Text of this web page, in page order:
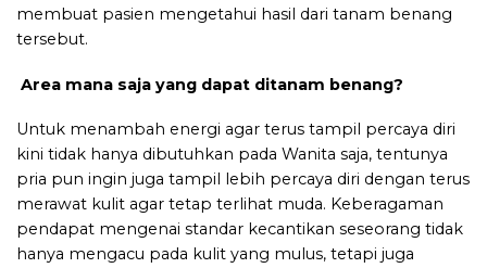
membuat pasien mengetahui hasil dari tanam benang
tersebut.
Area mana saja yang dapat ditanam benang?
Untuk menambah energi agar terus tampil percaya diri
kini tidak hanya dibutuhkan pada Wanita saja, tentunya
pria pun ingin juga tampil lebih percaya diri dengan terus
merawat kulit agar tetap terlihat muda. Keberagaman
pendapat mengenai standar kecantikan seseorang tidak
hanya mengacu pada kulit yang mulus, tetapi juga